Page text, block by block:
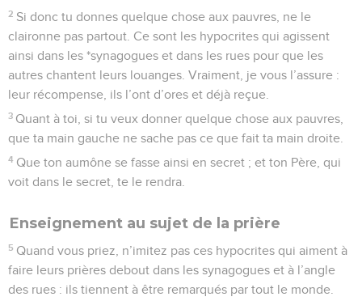
2 Si donc tu donnes quelque chose aux pauvres, ne le
claironne pas partout. Ce sont les hypocrites qui agissent
ainsi dans les *synagogues et dans les rues pour que les
autres chantent leurs louanges. Vraiment, je vous l’assure :
leur récompense, ils l’ont d’ores et déjà reçue.
3 Quant à toi, si tu veux donner quelque chose aux pauvres,
que ta main gauche ne sache pas ce que fait ta main droite.
4 Que ton aumône se fasse ainsi en secret ; et ton Père, qui
voit dans le secret, te le rendra.
Enseignement au sujet de la prière
5 Quand vous priez, n’imitez pas ces hypocrites qui aiment à
faire leurs prières debout dans les synagogues et à l’angle
des rues : ils tiennent à être remarqués par tout le monde.